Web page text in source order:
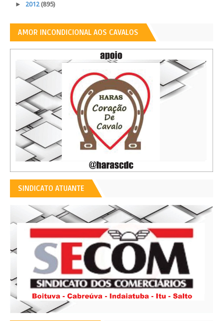
► 2012(895)
AMOR INCONDICIONAL AOS CAVALOS
SINDICATO ATUANTE